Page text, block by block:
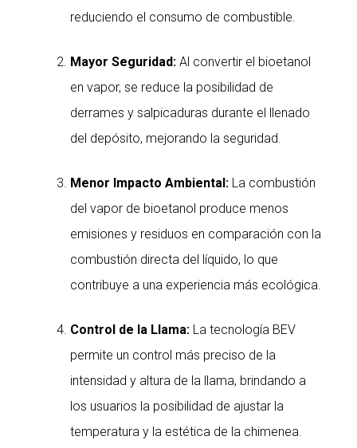
reduciendo el consumo de combustible.
Mayor Seguridad: Al convertir el bioetanol
en vapor, se reduce la posibilidad de
derrames y salpicaduras durante el llenado
del depósito, mejorando la seguridad.
Menor Impacto Ambiental: La combustión
del vapor de bioetanol produce menos
emisiones y residuos en comparación con la
combustión directa del líquido, lo que
contribuye a una experiencia más ecológica.
Control de la Llama: La tecnología BEV
permite un control más preciso de la
intensidad y altura de la llama, brindando a
los usuarios la posibilidad de ajustar la
temperatura y la estética de la chimenea.